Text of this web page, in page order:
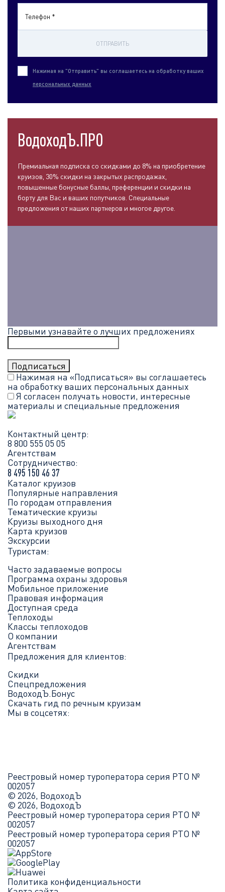
Телефон *
ОТПРАВИТЬ
Нажимая на "Отправить" вы соглашаетесь на обработку ваших
персональных данных
ВодоходЪ.ПРО
Премиальная подписка со скидками до 8% на приобретение
круизов, 30% скидки на закрытых распродажах,
повышенные бонусные баллы, преференции и скидки на
борту для Вас и ваших попутчиков. Специальные
предложения от наших партнеров и многое другое.
Первыми узнавайте о лучших предложениях
Нажимая на «Подписаться» вы соглашаетесь
на обработку ваших персональных данных
Я согласен получать новости, интересные
материалы и специальные предложения
Контактный центр:
8 800 555 05 05
Агентствам
Сотрудничество:
8 495 150 46 37
Каталог круизов
Популярные направления
По городам отправления
Тематические круизы
Круизы выходного дня
Карта круизов
Экскурсии
Туристам:
Часто задаваемые вопросы
Программа охраны здоровья
Мобильное приложение
Правовая информация
Доступная среда
Теплоходы
Классы теплоходов
О компании
Агентствам
Предложения для клиентов:
Скидки
Спецпредложения
ВодоходЪ.Бонус
Скачать гид по речным круизам
Мы в соцсетях:
Реестровый номер туроператора серия РТО №
002057
© 2026, ВодоходЪ
© 2026, ВодоходЪ
Реестровый номер туроператора серия РТО №
002057
Реестровый номер туроператора серия РТО №
002057
Политика конфиденциальности